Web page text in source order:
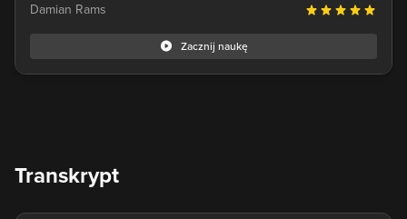
Damian Rams
Zacznij naukę
Transkrypt